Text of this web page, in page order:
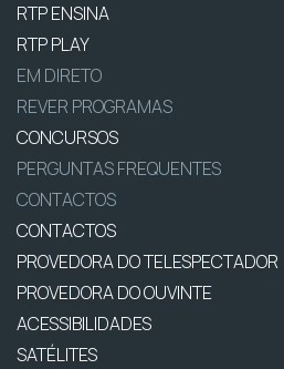
RTP ENSINA
RTP PLAY
EM DIRETO
REVER PROGRAMAS
CONCURSOS
PERGUNTAS FREQUENTES
CONTACTOS
CONTACTOS
PROVEDORA DO TELESPECTADOR
PROVEDORA DO OUVINTE
ACESSIBILIDADES
SATÉLITES